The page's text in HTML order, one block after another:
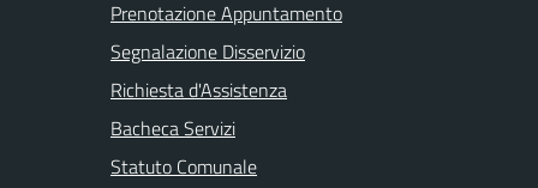
Prenotazione Appuntamento
Segnalazione Disservizio
Richiesta d'Assistenza
Bacheca Servizi
Statuto Comunale